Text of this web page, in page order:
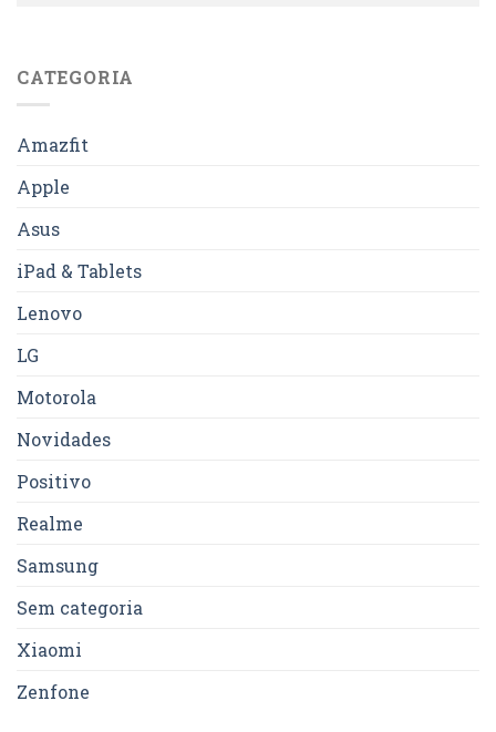
CATEGORIA
Amazfit
Apple
Asus
iPad & Tablets
Lenovo
LG
Motorola
Novidades
Positivo
Realme
Samsung
Sem categoria
Xiaomi
Zenfone